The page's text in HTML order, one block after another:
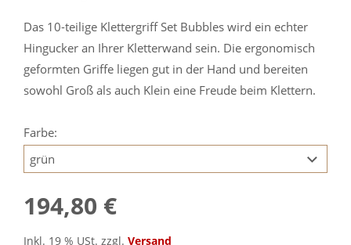
Das 10-teilige Klettergriff Set Bubbles wird ein echter
Hingucker an Ihrer Kletterwand sein. Die ergonomisch
geformten Griffe liegen gut in der Hand und bereiten
sowohl Groß als auch Klein eine Freude beim Klettern.
Farbe:
194,80 €
Inkl. 19 % USt. zzgl. Versand